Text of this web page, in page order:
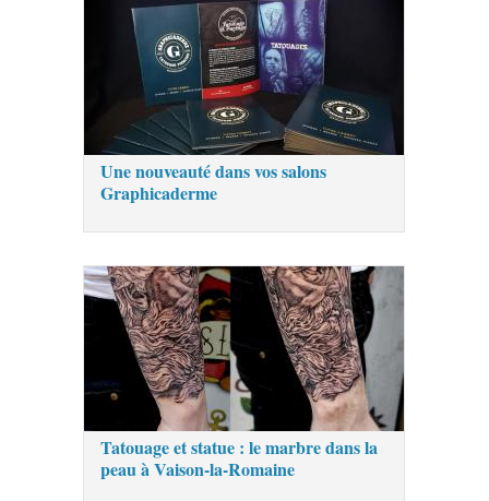
Une nouveauté dans vos salons
Graphicaderme
Tatouage et statue : le marbre dans la
peau à Vaison-la-Romaine